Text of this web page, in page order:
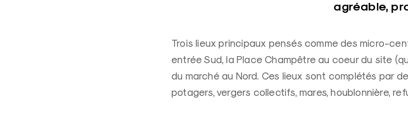
agréable,
Trois lieux principaux pensés comme des micro-
entrée Sud, la Place Champêtre au coeur du site
du marché au Nord. Ces lieux sont complétés par
potagers, vergers collectifs, mares, houblonnière,